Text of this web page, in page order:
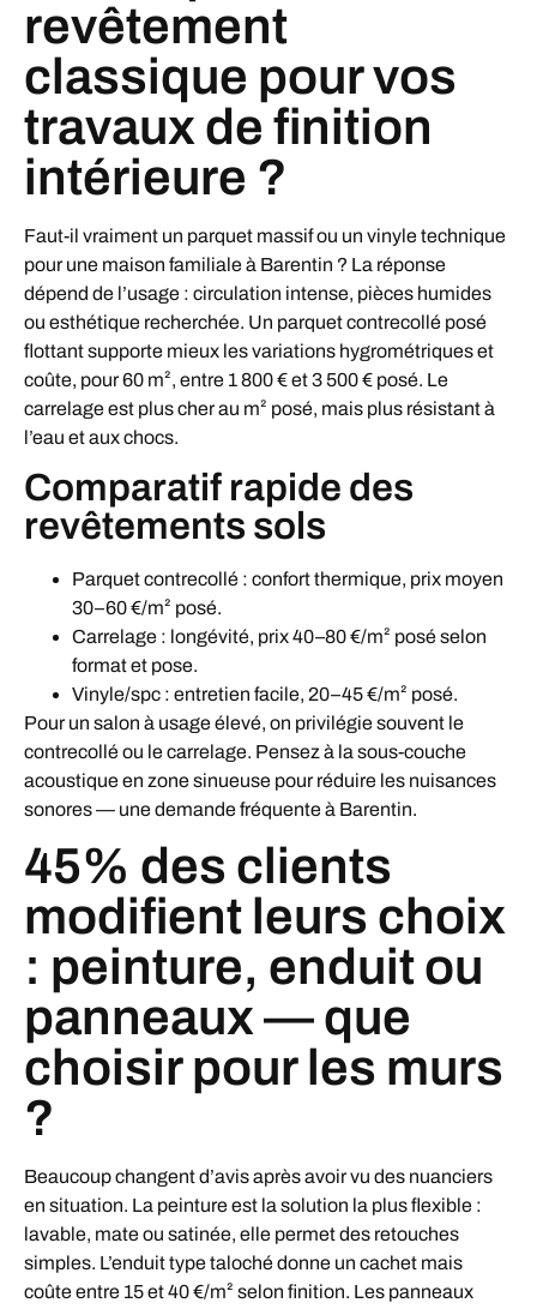
revêtement
classique pour vos
travaux de finition
intérieure ?
Faut-il vraiment un parquet massif ou un vinyle technique
pour une maison familiale à Barentin ? La réponse
dépend de l’usage : circulation intense, pièces humides
ou esthétique recherchée. Un parquet contrecollé posé
flottant supporte mieux les variations hygrométriques et
coûte, pour 60 m², entre 1 800 € et 3 500 € posé. Le
carrelage est plus cher au m² posé, mais plus résistant à
l’eau et aux chocs.
Comparatif rapide des
revêtements sols
Parquet contrecollé : confort thermique, prix moyen
30–60 €/m² posé.
Carrelage : longévité, prix 40–80 €/m² posé selon
format et pose.
Vinyle/spc : entretien facile, 20–45 €/m² posé.
Pour un salon à usage élevé, on privilégie souvent le
contrecollé ou le carrelage. Pensez à la sous-couche
acoustique en zone sinueuse pour réduire les nuisances
sonores — une demande fréquente à Barentin.
45% des clients
modifient leurs choix
: peinture, enduit ou
panneaux — que
choisir pour les murs
?
Beaucoup changent d’avis après avoir vu des nuanciers
en situation. La peinture est la solution la plus flexible :
lavable, mate ou satinée, elle permet des retouches
simples. L’enduit type taloché donne un cachet mais
coûte entre 15 et 40 €/m² selon finition. Les panneaux